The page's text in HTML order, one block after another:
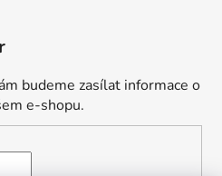
budeme zasílat informace o
e-shopu.